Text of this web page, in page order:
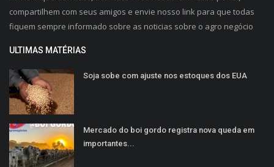
compartilhem com seus amigos e envie nosso link para que todas
fiquem sempre informado sobre as noticias sobre o agro negócio
ULTIMAS MATÉRIAS
Soja sobe com ajuste nos estoques dos EUA
Mercado do boi gordo registra nova queda em
importantes...